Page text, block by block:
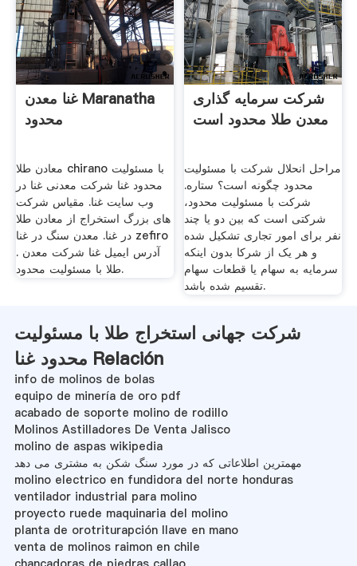
غنا معدن Maranatha
محدود
معادن طلا chirano با مسئولیت
محدود غنا شرکت معدنی غنا در
وب سایت غنا. مقیاس شرکت
های بزرگ استخراج از معادن طلا
در غنا. معدن سنگ در غنا zefiro
. آدرس ایمیل غنا شرکت معدن
طلا با مسئولیت محدود.
شرکت سرمایه گذاری
معدن طلا محدود است
مراحل انحلال شرکت با مسئولیت
محدود چگونه است؟ ستاره.
شرکت با مسئولیت محدود،
شرکتی است که بین دو یا چند
نفر برای امور تجاری تشکیل شده
و هر یک از شرکا بدون اینکه
سرمایه به سهام یا قطعات سهام
تقسیم شده باشد.
شرکت جهانی استخراج طلا با مسئولیت
محدود غنا Relación
info de molinos de bolas
equipo de minería de oro pdf
acabado de soporte molino de rodillo
Molinos Astilladores De Venta Jalisco
molino de aspas wikipedia
مهمترین اطلاعاتی که در مورد سنگ شکن به مشتری می دهد
molino electrico en fundidora del norte honduras
ventilador industrial para molino
proyecto ruede maquinaria del molino
planta de orotriturapción llave en mano
venta de molinos raimon en chile